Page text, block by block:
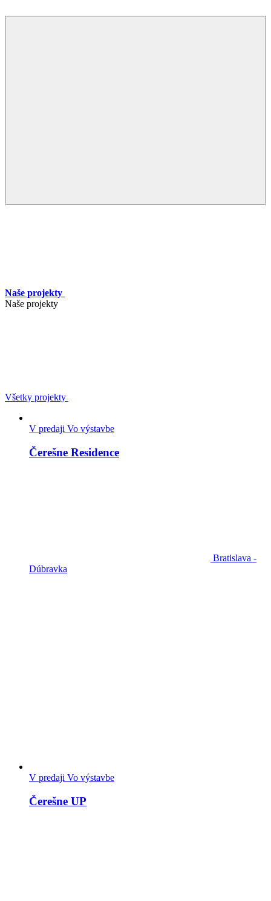
Naše projekty
Naše projekty
Všetky projekty
V predaji Vo výstavbe
Čerešne Residence
Bratislava -
Dúbravka
V predaji Vo výstavbe
Čerešne UP